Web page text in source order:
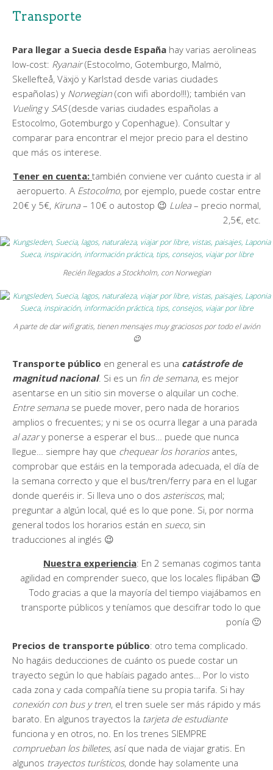
Transporte
Para llegar a Suecia desde España hay varias aerolineas
low-cost: Ryanair(Estocolmo, Gotemburgo, Malmö,
Skellefteå, Växjö y Karlstad desde varias ciudades
españolas) y Norwegian (con wifi abordo!!!); también van
Vuelingy SAS(desde varias ciudades españolas a
Estocolmo, Gotemburgo y Copenhague). Consultar y
comparar para encontrar el mejor precio para el destino
que más os interese.
Tener en cuenta: también conviene ver cuánto cuesta ir al
aeropuerto. A Estocolmo, por ejemplo, puede costar entre
20€ y 5€, Kiruna– 10€ o autostop 😉 Lulea– precio normal,
2,5€, etc.
Recién llegados a Stockholm, con Norwegian
A parte de dar wifi gratis, tienen mensajes muy graciosos por todo el avión
😉
Transporte público en general es una catástrofe de
magnitud nacional. Si es un fin de semana, es mejor
asentarse en un sitio sin moverse o alquilar un coche.
Entre semanase puede mover, pero nada de horarios
amplios o frecuentes; y ni se os ocurra llegar a una parada
al azary ponerse a esperar el bus… puede que nunca
llegue… siempre hay que chequear los horariosantes,
comprobar que estáis en la temporada adecuada, el día de
la semana correcto y que el bus/tren/ferry para en el lugar
donde queréis ir. Si lleva uno o dos asteriscos, mal;
preguntar a algún local, qué es lo que pone. Si, por norma
general todos los horarios están en sueco, sin
traducciones al inglés 😉
Nuestra experiencia: En 2 semanas cogimos tanta
agilidad en comprender sueco, que los locales flipában 😉
Todo gracias a que la mayoría del tiempo viajábamos en
transporte públicos y teníamos que descifrar todo lo que
ponía 🙂
Precios de transporte público: otro tema complicado.
No hagáis deducciones de cuánto os puede costar un
trayecto según lo que habíais pagado antes… Por lo visto
cada zona y cada compañía tiene su propia tarifa. Si hay
conexión con bus y tren, el tren suele ser más rápido y más
barato. En algunos trayectos la tarjeta de estudiante
funciona y en otros, no. En los trenes SIEMPRE
comprueban los billetes, así que nada de viajar gratis. En
algunos trayectos turísticos, donde hay solamente una